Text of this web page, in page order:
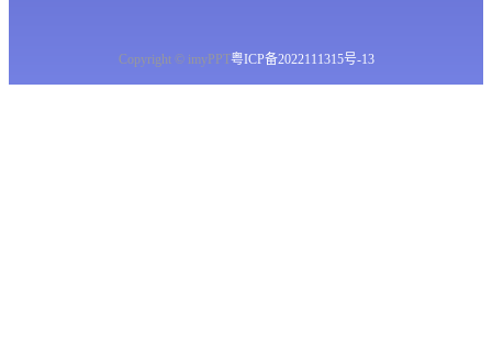
Copyright © imyPPT粤ICP备2022111315号-13